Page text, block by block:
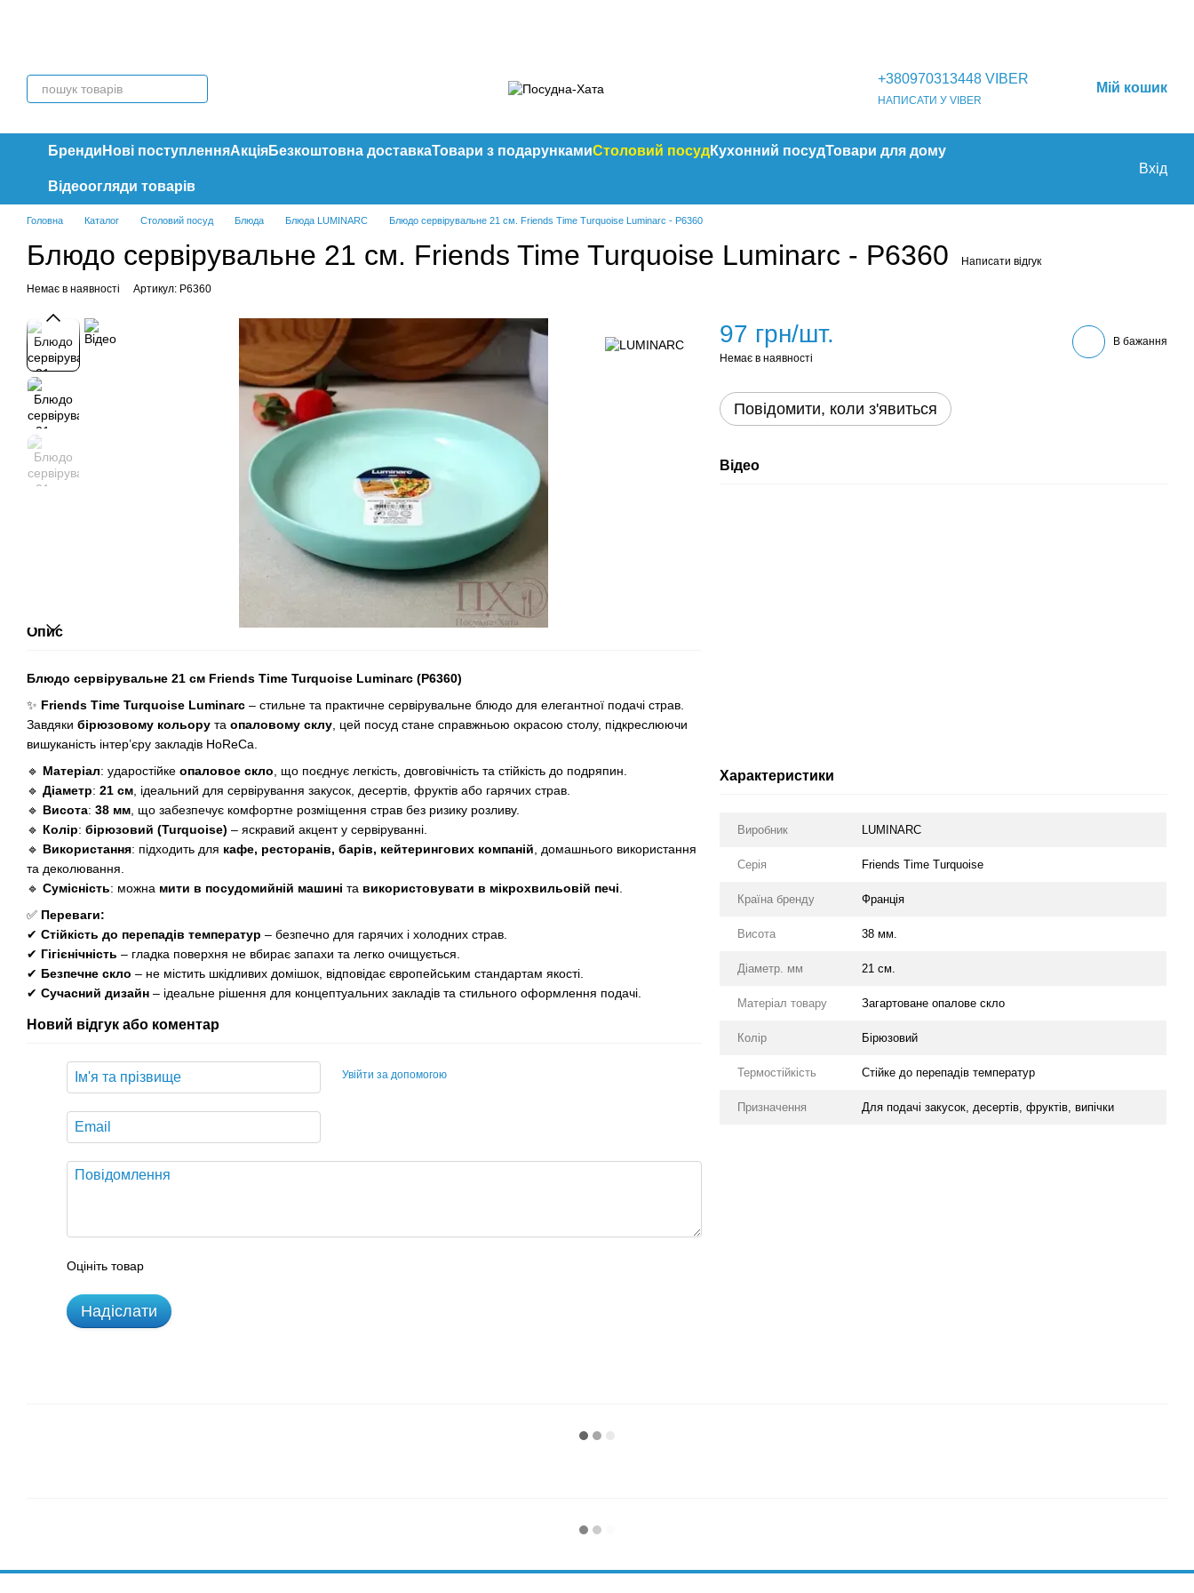
+380970313448 VIBER
НАПИСАТИ У VIBER
Мій кошик
Бренди Нові поступленняАкціяБезкоштовна доставкаТовари з подарункамиСтоловий посудКухонний посудТовари для дому
Відеоогляди товарів
Вхід
Головна Каталог Столовий посуд Блюда Блюда LUMINARC Блюдо сервірувальне 21 см. Friends Time Turquoise Luminarc - P6360
Блюдо сервірувальне 21 см. Friends Time Turquoise Luminarc - P6360 Написати відгук
Немає в наявності Артикул: P6360
Опис
Блюдо сервірувальне 21 см Friends Time Turquoise Luminarc (P6360)
✨ Friends Time Turquoise Luminarc – стильне та практичне сервірувальне блюдо для елегантної подачі страв.
Завдяки бірюзовому кольору та опаловому склу , цей посуд стане справжньою окрасою столу, підкреслюючи
вишуканість інтер’єру закладів HoReCa.
🔹 Матеріал: ударостійке опаловое скло , що поєднує легкість, довговічність та стійкість до подряпин.
🔹 Діаметр: 21 см , ідеальний для сервірування закусок, десертів, фруктів або гарячих страв.
🔹 Висота: 38 мм , що забезпечує комфортне розміщення страв без ризику розливу.
🔹 Колір: бірюзовий (Turquoise) – яскравий акцент у сервіруванні.
🔹 Використання: підходить для кафе, ресторанів, барів, кейтерингових компаній , домашнього використання
та деколювання.
🔹 Сумісність: можна мити в посудомийній машині та використовувати в мікрохвильовій печі
✅ Переваги:
✔ Стійкість до перепадів температур – безпечно для гарячих і холодних страв.
✔ Гігієнічність – гладка поверхня не вбирає запахи та легко очищується.
✔ Безпечне скло – не містить шкідливих домішок, відповідає європейським стандартам якості.
✔ Сучасний дизайн – ідеальне рішення для концептуальних закладів та стильного оформлення подачі.
Новий відгук або коментар
Увійти за допомогою
Оцініть товар
Надіслати
97 грн/шт.
Немає в наявності
В бажання
Повідомити, коли з'явиться
Відео
Характеристики
Виробник LUMINARC
Серія Friends Time Turquoise
Країна бренду Франція
Висота 38 мм.
Діаметр. мм 21 см.
Матеріал товару Загартоване опалове скло
Колір Бірюзовий
Термостійкість Стійке до перепадів температур
Призначення Для подачі закусок, десертів, фруктів, випічки